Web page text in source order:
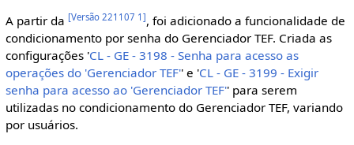
A partir da [Versão 221107 1 ], foi adicionado a funcionalidade de
condicionamento por senha do Gerenciador TEF. Criada as
configurações 'CL - GE - 3198 - Senha para acesso as
operações do 'Gerenciador TEF'' e 'CL - GE - 3199 - Exigir
senha para acesso ao 'Gerenciador TEF'' para serem
utilizadas no condicionamento do Gerenciador TEF, variando
por usuários.